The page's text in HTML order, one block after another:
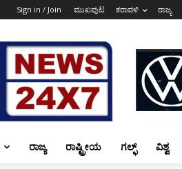
Sign in / Join ಮುಖಪುಟ ಕರಾವಳಿ ರಾಜ್ಯ
ರಾಜ್ಯ ರಾಷ್ಟ್ರೀಯ ಗಲ್ಫ್ ವಿಶ್ವ